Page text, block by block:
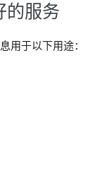
的服务
用于以下用途：